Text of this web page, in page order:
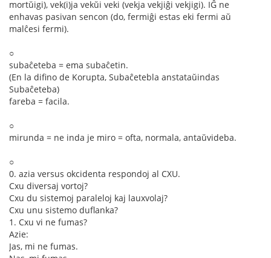
mortŭigi), vek(i)ja vekŭi veki (vekja vekjiĝi vekjigi). IĜ ne
enhavas pasivan sencon (do, fermiĝi estas eki fermi aŭ
malĉesi fermi).
○
subaĉeteba = ema subaĉetin.
(En la difino de Korupta, Subaĉetebla anstataŭindas
Subaĉeteba)
fareba = facila.
○
mirunda = ne inda je miro = ofta, normala, antaŭvideba.
○
0. azia versus okcidenta respondoj al CXU.
Cxu diversaj vortoj?
Cxu du sistemoj paraleloj kaj lauxvolaj?
Cxu unu sistemo duflanka?
1. Cxu vi ne fumas?
Azie:
Jas, mi ne fumas.